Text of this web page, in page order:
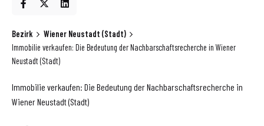
Bezirk
Wiener Neustadt (Stadt)
Immobilie verkaufen: Die Bedeutung der Nachbarschaftsrecherche in Wiener
Neustadt (Stadt)
Immobilie verkaufen: Die Bedeutung der Nachbarschaftsrecherche in
Wiener Neustadt (Stadt)